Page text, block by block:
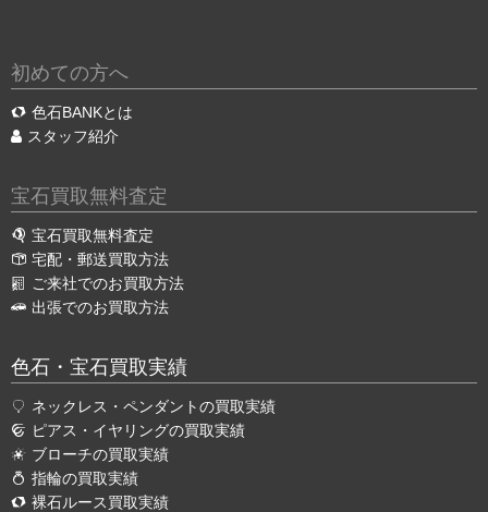
初めての方へ
色石BANKとは
スタッフ紹介
宝石買取無料査定
宝石買取無料査定
宅配・郵送買取方法
ご来社でのお買取方法
出張でのお買取方法
色石・宝石買取実績
ネックレス・ペンダントの買取実績
ピアス・イヤリングの買取実績
ブローチの買取実績
指輪の買取実績
裸石ルース買取実績